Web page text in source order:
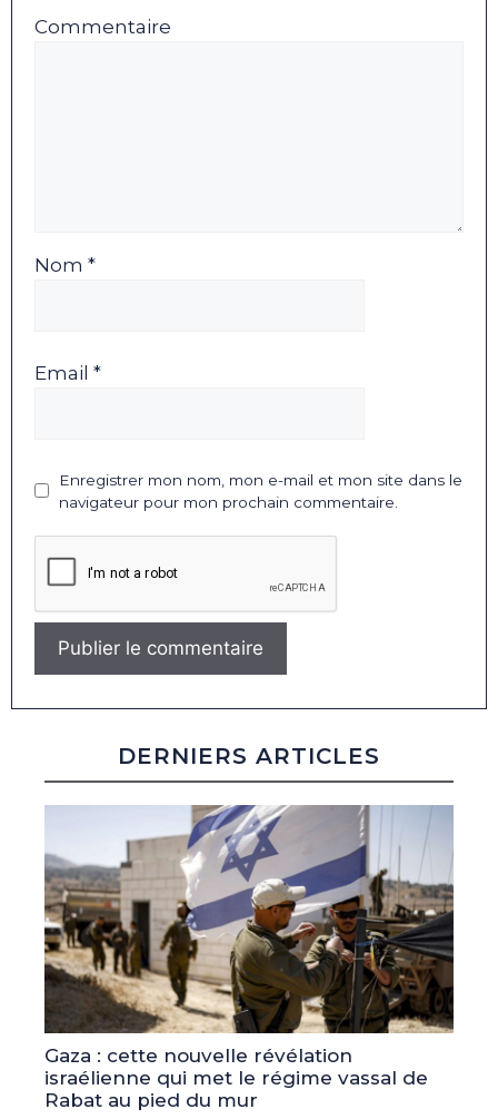
Commentaire
Nom *
Email *
Enregistrer mon nom, mon e-mail et mon site dans le
navigateur pour mon prochain commentaire.
DERNIERS ARTICLES
Gaza : cette nouvelle révélation
israélienne qui met le régime vassal de
Rabat au pied du mur